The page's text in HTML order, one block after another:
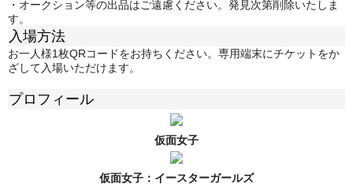
・オークション等の出品はご遠慮ください。発見次第削除いたしま
す。
入場方法
お一人様1枚QRコードをお持ちください。専用端末にチケットをか
ざして入場いただけます。
プロフィール
仮面女子
仮面女子： イースターガールズ